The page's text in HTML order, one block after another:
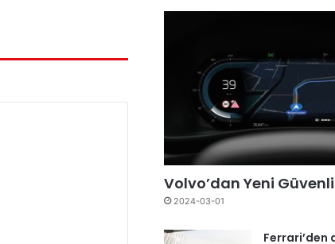
Volvo’dan Yeni
2024-03-01